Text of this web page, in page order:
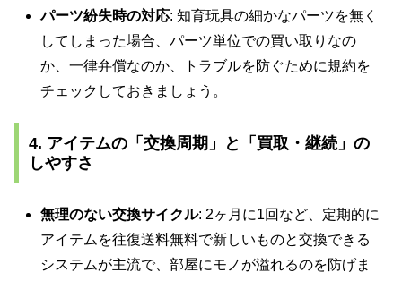
パーツ紛失時の対応: 知育玩具の細かなパーツを無く
してしまった場合、パーツ単位での買い取りなの
か、一律弁償なのか、トラブルを防ぐために規約を
チェックしておきましょう。
4. アイテムの「交換周期」と「買取・継続」の
しやすさ
無理のない交換サイクル: 2ヶ月に1回など、定期的に
アイテムを往復送料無料で新しいものと交換できる
システムが主流で、部屋にモノが溢れるのを防げま